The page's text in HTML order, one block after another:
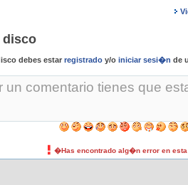
disco
debes estar registrado y/o iniciar sesi�n de
�Has encontrado alg�n error en